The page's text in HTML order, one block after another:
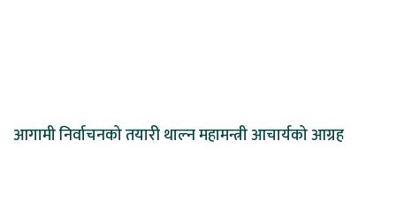
आगामी निर्वाचनको तयारी थाल्न महामन्त्री आचार्यको आग्रह